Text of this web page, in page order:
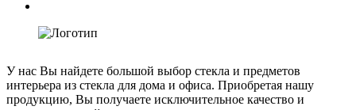
У нас Вы найдете большой выбор стекла и предметов
интерьера из стекла для дома и офиса. Приобретая нашу
продукцию, Вы получаете исключительное качество и